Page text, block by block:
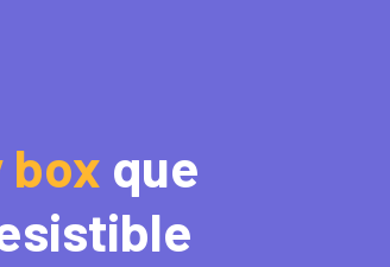
box que